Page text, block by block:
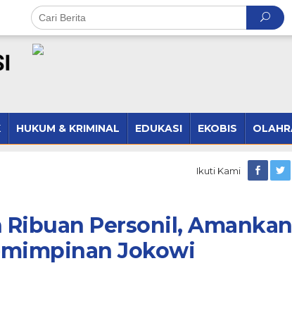
HUKUM & KRIMINAL EDUKASI EKOBIS
Ikuti Kami
Ribuan Personil, Amankan
Jokowi